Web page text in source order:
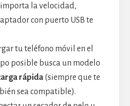
importa la velocidad,
con puerto USB te
tu teléfono móvil en el
posible busca un modelo
rápida(siempre que te
sea compatible).